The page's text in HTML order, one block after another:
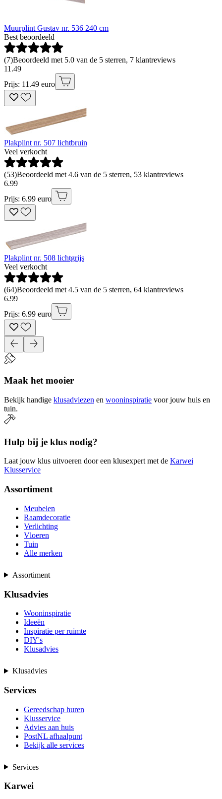
Muurplint Gustav nr. 536 240 cm
Best beoordeeld
(7)Beoordeeld met 5.0 van de 5 sterren, 7 klantreviews
11 .49
Prijs: 11.49 euro
Plakplint nr. 507 lichtbruin
Veel verkocht
(53)Beoordeeld met 4.6 van de 5 sterren, 53 klantreviews
6.99
Prijs: 6.99 euro
Plakplint nr. 508 lichtgrijs
Veel verkocht
(64)Beoordeeld met 4.5 van de 5 sterren, 64 klantreviews
6.99
Prijs: 6.99 euro
Maak het mooier
Bekijk handige klusadviezen en wooninspiratie voor jouw huis en
tuin.
Hulp bij je klus nodig?
Laat jouw klus uitvoeren door een klusexpert met de Karwei
Klusservice
Assortiment
Meubelen
Raamdecoratie
Verlichting
Vloeren
Tuin
Alle merken
Assortiment
Klusadvies
Wooninspiratie
Ideeën
Inspiratie per ruimte
DIY's
Klusadvies
Klusadvies
Services
Gereedschap huren
Klusservice
Advies aan huis
PostNL afhaalpunt
Bekijk alle services
Services
Karwei